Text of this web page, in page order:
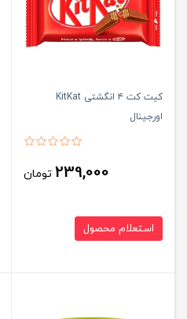
کیت کت ۴ انگشتی KitKat
اورجینال
239,000 تومان
استعلام محصول